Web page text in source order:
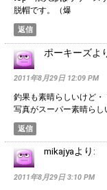
脱帽です。（爆
返信
ポーキーズよ
2011年8月29日 12:09 PM
釣果も素晴らしいけど・
写真がスーパー素晴らし
返信
mikajyaより:
2011年8月29日 3:10 PM